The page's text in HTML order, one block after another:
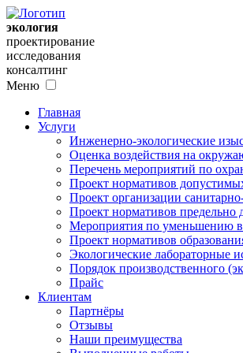
экология
проектирование
исследования
консалтинг
Меню
Главная
Услуги
Инженерно-экологические
Оценка воздействия на
Перечень мероприятий по
Проект нормативов
Проект организации
Проект нормативов
Мероприятия по уменьшению
Проект нормативов
Экологические лабораторные
Порядок производственного
Прайс
Клиентам
Партнёры
Отзывы
Наши преимущества